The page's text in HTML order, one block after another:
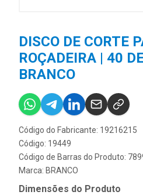
DISCO DE CORTE
ROÇADEIRA | 40
BRANCO
Código do Fabricante: 19216215
Código: 19449
Código de Barras do Produto:
Marca: BRANCO
Dimensões do Produto